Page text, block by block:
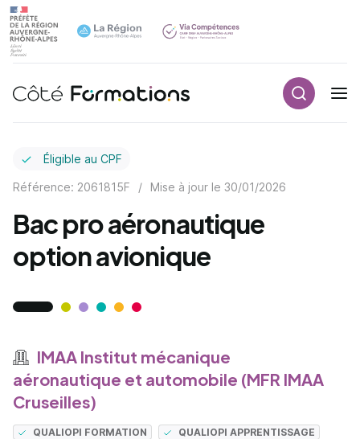
Navigation principale
Éligible au CPF
Référence: 2061815F / Mise à jour le 30/01/2026
Bac pro aéronautique
option avionique
IMAA Institut mécanique
aéronautique et automobile (MFR IMAA
Cruseilles)
QUALIOPI FORMATION QUALIOPI APPRENTISSAGE